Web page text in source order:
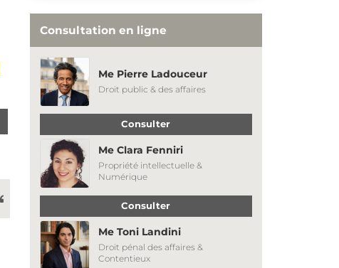
Consultation en ligne
Me Pierre Ladouceur
Droit public & des affaires
Consulter
Me Clara Fenniri
Propriété intellectuelle &
Numérique
Consulter
Me Toni Landini
Droit pénal des affaires &
Contentieux